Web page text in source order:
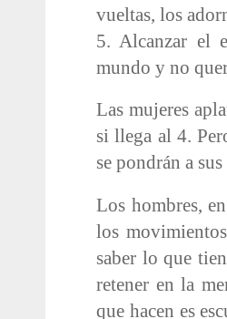
vueltas, los
5. Alcanzar el
mundo y no
Las mujeres
si llega al 4.
se pondrán a
Los hombres,
los
saber lo que
retener en la
que hacen es